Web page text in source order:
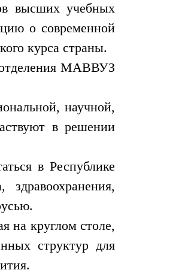
высших учебных
о современной
курса страны.
МАВВУЗ
научной,
в решении
в Республике
на круглом столе,
структур для